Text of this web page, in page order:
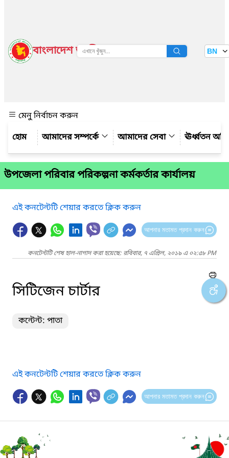
বাংলাদেশ জাতীয় তথ্য বাতায়ন BN
মেনু নির্বাচন করুন
আমাদের সম্পর্কে
আমাদের সেবা ঊর্ধ্বতন
উপজেলা পরিবার পরিকল্পনা কর্মকর্তার কার্যালয়
এই কনটেন্টটি শেয়ার করতে ক্লিক করুন
আপনার মতামত প্রদান করুন
কনটেন্টটি শেষ হাল-নাগাদ করা হয়েছে: রবিবার, ৭ এপ্রিল, ২০১৯ এ ০২:৫৮ PM
সিটিজেন চার্টার
কন্টেন্ট: পাতা
এই কনটেন্টটি শেয়ার করতে ক্লিক করুন
আপনার মতামত প্রদান করুন